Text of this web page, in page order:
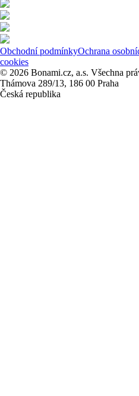
Obchodní podmínkyOchrana
cookies
© 2026 Bonami.cz, a.s. Všechna
Thámova 289/13, 186 00 Praha
Česká republika